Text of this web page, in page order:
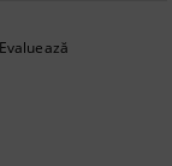
Evaluează